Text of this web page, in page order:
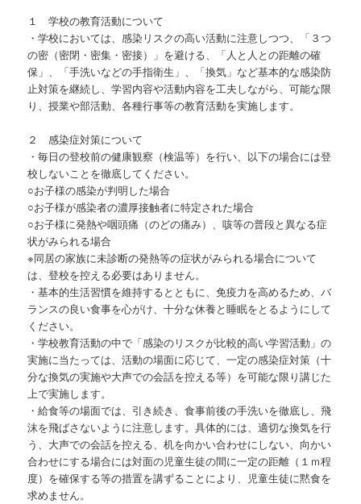
１ 学校の教育活動について
・学校においては、感染リスクの高い活動に注意しつつ、「３つ
の密（密閉・密集・密接）」を避ける、「人と人との距離の確
保」、「手洗いなどの手指衛生」、「換気」など基本的な感染防
止対策を継続し、学習内容や活動内容を工夫しながら、可能な限
り、授業や部活動、各種行事等の教育活動を実施します。
２ 感染症対策について
・毎日の登校前の健康観察（検温等）を行い、以下の場合には登
校しないことを徹底してください。
○お子様の感染が判明した場合
○お子様が感染者の濃厚接触者に特定された場合
○お子様に発熱や咽頭痛（のどの痛み）、咳等の普段と異なる症
状がみられる場合
※同居の家族に未診断の発熱等の症状がみられる場合について
は、登校を控える必要はありません。
・基本的生活習慣を維持するとともに、免疫力を高めるため、バ
ランスの良い食事を心がけ、十分な休養と睡眠をとるようにして
ください。
・学校教育活動の中で「感染のリスクが比較的高い学習活動」の
実施に当たっては、活動の場面に応じて、一定の感染症対策（十
分な換気の実施や大声での会話を控える等）を可能な限り講じた
上で実施します。
・給食等の場面では、引き続き、食事前後の手洗いを徹底し、飛
沫を飛ばさないように注意します。具体的には、適切な換気を行
う、大声での会話を控える、机を向かい合わせにしない、向かい
合わせにする場合には対面の児童生徒の間に一定の距離（１ｍ程
度）を確保する等の措置を講ずることにより、児童生徒に黙食を
求めません。